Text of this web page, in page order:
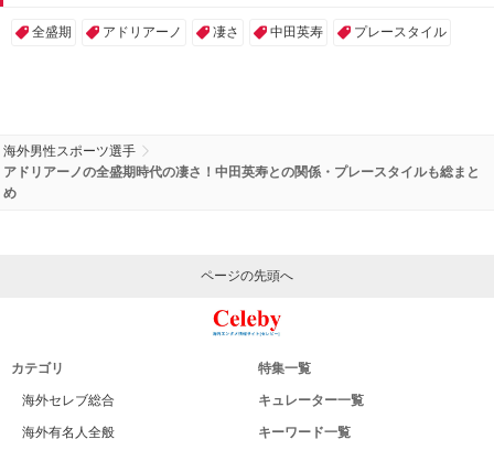
全盛期 アドリアーノ 凄さ 中田英寿 プレースタイル
海外男性スポーツ選手
アドリアーノの全盛期時代の凄さ！中田英寿との関係・プレースタイルも総まと
め
ページの先頭へ
カテゴリ
海外セレブ総合
海外有名人全般
特集一覧
キュレーター一覧
キーワード一覧